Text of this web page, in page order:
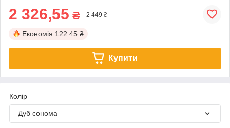
2 326,55 ₴ 2 449 ₴
Економія 122.45 ₴
Купити
Колір
Дуб сонома